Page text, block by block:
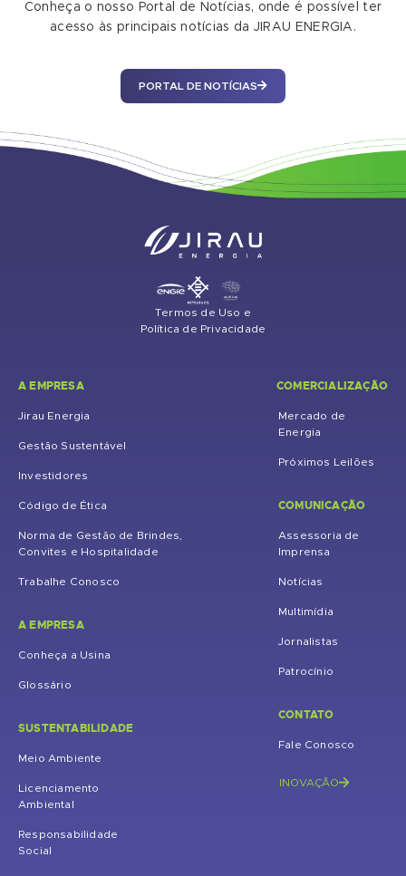
Conheça o nosso Portal de Notícias, onde é possível ter
acesso às principais notícias da JIRAU ENERGIA.
PORTAL DE NOTÍCIAS
Termos de Uso e
Política de Privacidade
A EMPRESA
Jirau Energia
Gestão Sustentável
Investidores
Código de Ética
Norma de Gestão de Brindes,
Convites e Hospitalidade
Trabalhe Conosco
A EMPRESA
Conheça a Usina
Glossário
SUSTENTABILIDADE
Meio Ambiente
Licenciamento
Ambiental
Responsabilidade
Social
COMERCIALIZAÇÃO
Mercado de
Energia
Próximos Leilões
COMUNICAÇÃO
Assessoria de
Imprensa
Notícias
Multimídia
Jornalistas
Patrocínio
CONTATO
Fale Conosco
INOVAÇÃO